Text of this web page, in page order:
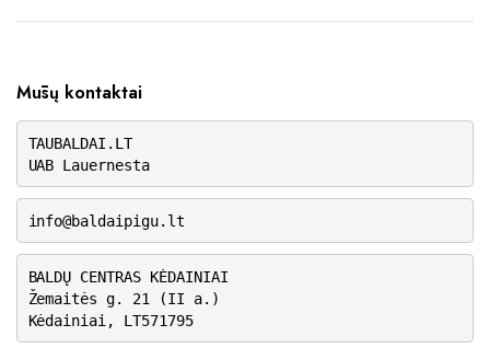
Mūsų kontaktai
TAUBALDAI.LT
UAB Lauernesta
info@baldaipigu.lt
BALDŲ CENTRAS KĖDAINIAI
Žemaitės g. 21 (II a.)
Kėdainiai, LT571795